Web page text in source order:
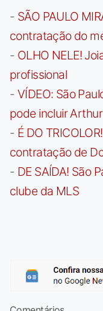
- SÃO PAULO
contratação do
- OLHO NELE!
profissional
- VÍDEO: São
pode incluir
- É DO
contratação de
- DE SAÍDA! São
clube da MLS